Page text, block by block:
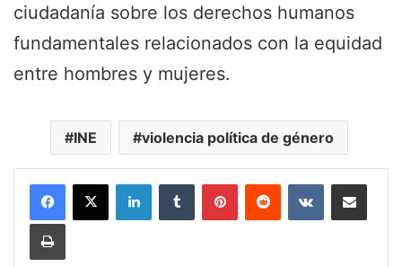
ciudadanía sobre los derechos humanos
fundamentales relacionados con la equidad
entre hombres y mujeres.
INE violencia política de género